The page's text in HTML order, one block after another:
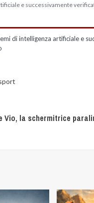
e successivamente
di intelligenza artificiale e
Vio, la schermitrice